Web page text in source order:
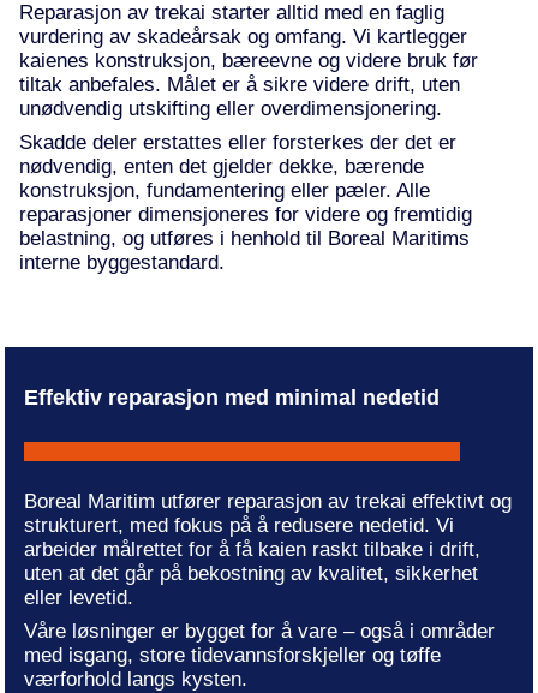
Reparasjon av trekai starter alltid med en faglig
vurdering av skadeårsak og omfang. Vi kartlegger
kaienes konstruksjon, bæreevne og videre bruk før
tiltak anbefales. Målet er å sikre videre drift, uten
unødvendig utskifting eller overdimensjonering.
Skadde deler erstattes eller forsterkes der det er
nødvendig, enten det gjelder dekke, bærende
konstruksjon, fundamentering eller pæler. Alle
reparasjoner dimensjoneres for videre og fremtidig
belastning, og utføres i henhold til Boreal Maritims
interne byggestandard.
Effektiv reparasjon med minimal nedetid
Boreal Maritim utfører reparasjon av trekai effektivt og
strukturert, med fokus på å redusere nedetid. Vi
arbeider målrettet for å få kaien raskt tilbake i drift,
uten at det går på bekostning av kvalitet, sikkerhet
eller levetid.
Våre løsninger er bygget for å vare – også i områder
med isgang, store tidevannsforskjeller og tøffe
værforhold langs kysten.